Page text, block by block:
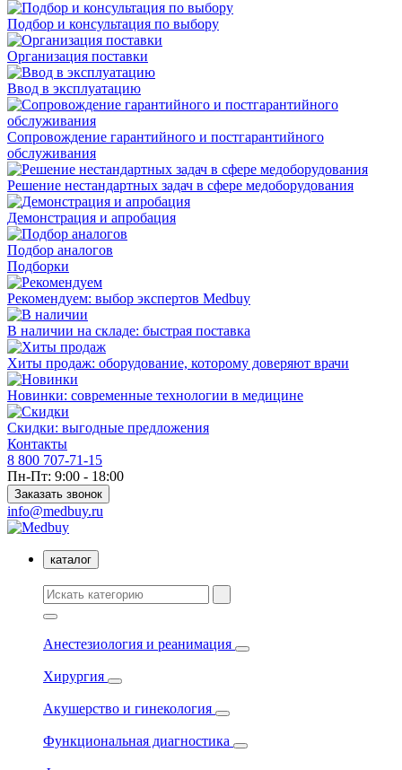
Подбор и консультация по выбору
Организация поставки
Ввод в эксплуатацию
Сопровождение гарантийного и постгарантийного
обслуживания
Решение нестандартных задач в сфере медоборудования
Демонстрация и апробация
Подбор аналогов
Подборки
Рекомендуем: выбор экспертов Medbuy
В наличии на складе: быстрая поставка
Хиты продаж: оборудование, которому доверяют врачи
Новинки: современные технологии в медицине
Скидки: выгодные предложения
Контакты
8 800 707-71-15
Пн-Пт: 9:00 - 18:00
Заказать звонок
info@medbuy.ru
каталог
Анестезиология и реанимация
Хирургия
Акушерство и гинекология
Функциональная диагностика